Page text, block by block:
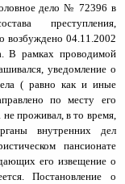
дело № 72396 в
преступления,
возбуждено 04.11.2002
В рамках проводимой
уведомление о
( равно как и иные
по месту его
. не проживал, в то время,
внутренних дел
пансионате
его извещение о
Постановление о